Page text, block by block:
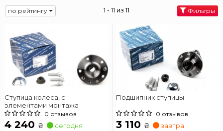
по рейтингу 1 - 11 из 11 Фильтры
Ступица колеса, с
элементами монтажа
0 отзывов
4 240 ₴ сегодня
Подшипник ступицы
0 отзывов
3 110 ₴ завтра